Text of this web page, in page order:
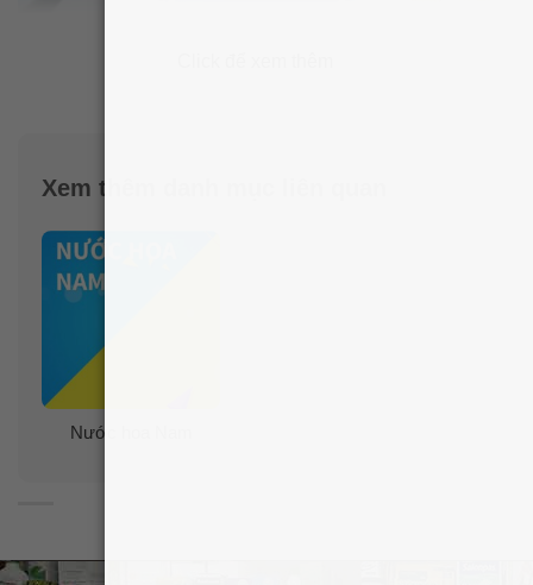
Xem thêm danh mục liên quan
Nước hoa Nam